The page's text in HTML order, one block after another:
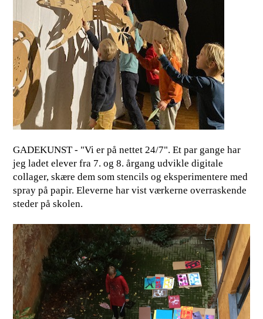
GADEKUNST - "Vi er på nettet 24/7". Et par gange har
jeg ladet elever fra 7. og 8. årgang udvikle digitale
collager, skære dem som stencils og eksperimentere med
spray på papir. Eleverne har vist værkerne overraskende
steder på skolen.